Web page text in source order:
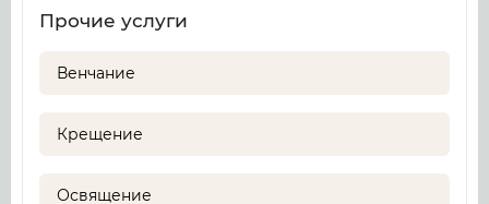
Прочие услуги
Венчание
Крещение
Освящение